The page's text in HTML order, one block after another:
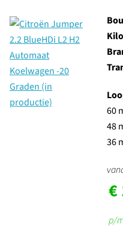
60
48
36
€
p/